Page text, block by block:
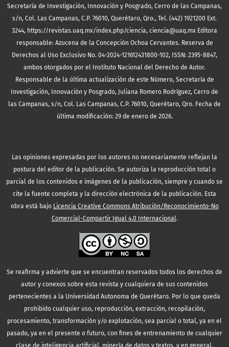
Secretaría de Investigación, Innovación y Posgrado, Cerro de las Campanas,
s/n, Col. Las Campanas, C.P. 76010, Querétaro, Qro., Tel. (442) 1921200 Ext.
3244, https://revistas.uaq.mx/index.php/ciencia, ciencia@uaq.mx Editora
responsable: Azucena de la Concepción Ochoa Cervantes. Reserva de
Derechos al Uso Exclusivo No. 04-2024-121612431800-102, ISSN: 2395-8847,
ambos otorgados por el Instituto Nacional del Derecho de Autor.
Responsable de la última actualización de este Número, Secretaría de
Investigación, Innovación y Posgrado, Juliana Romero Rodríguez, Cerro de
las Campanas, s/n, Col. Las Campanas, C.P. 76010, Querétaro, Qro. Fecha de
última modificación: 29 de enero de 2026.
Las opiniones expresadas por los autores no necesariamente reflejan la
postura del editor de la publicación. Se autoriza la reproducción total o
parcial de los contenidos e imágenes de la publicación, siempre y cuando se
cite la fuente completa y la dirección electrónica de la publicación. Esta
obra está bajo Licencia Creative Commons Atribución/Reconocimiento-No
Comercial-Compartir Igual 4.0 Internacional.
Se reafirma y advierte que se encuentran reservados todos los derechos de
autor y conexos sobre esta revista y cualquiera de sus contenidos
pertenecientes a la Universidad Autonoma de Querétaro. Por lo que queda
prohibido cualquier uso, reproducción, extracción, recopilación,
procesamiento, transformación y/o explotación, sea parcial o total, ya en el
pasado, ya en el presente o futuro, con fines de entrenamiento de cualquier